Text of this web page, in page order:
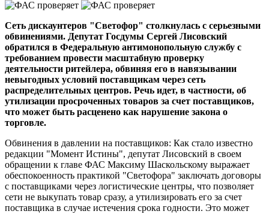
Сеть дискаунтеров "Светофор" столкнулась с серьезными
обвинениями. Депутат Госдумы Сергей Лисовский
обратился в Федеральную антимонопольную службу с
требованием провести масштабную проверку
деятельности ритейлера, обвиняя его в навязывании
невыгодных условий поставщикам через сеть
распределительных центров. Речь идет, в частности, об
утилизации просроченных товаров за счет поставщиков,
что может быть расценено как нарушение закона о
торговле.
Обвинения в давлении на поставщиков: Как стало известно
редакции "Момент Истины", депутат Лисовский в своем
обращении к главе ФАС Максиму Шаскольскому выражает
обеспокоенность практикой "Светофора" заключать договоры
с поставщиками через логистические центры, что позволяет
сети не выкупать товар сразу, а утилизировать его за счет
поставщика в случае истечения срока годности. Это может